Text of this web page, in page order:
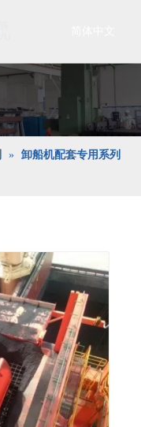
indonesia
日本語
Pусский
» 卸船机配套专用系列